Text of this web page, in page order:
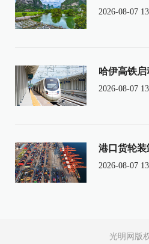
2026-08-07
哈伊高铁
2026-08-07
港口货轮装
2026-08-07
光明网版